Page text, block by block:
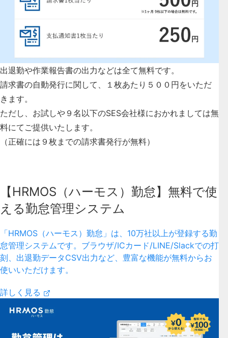
出退勤や作業報告書の出力などは全て無料です。
請求書の自動発行に関して、１枚あたり５００円をいただ
きます。
ただし、お試しや９名以下のSES会社様におかれましては無
料にてご提供いたします。
（正確には９枚までの請求書発行が無料）
【HRMOS（ハーモス）勤怠】無料で使
える勤怠管理システム
「HRMOS（ハーモス）勤怠」は、10万社以上が登録する勤
怠管理システムです。ブラウザ/ICカード/LINE/Slackでの打
刻、出退勤データCSV出力など、豊富な機能が無料からお
使いいただけます。
詳しく見る